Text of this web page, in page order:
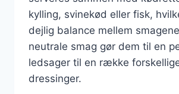
kylling, svinekød eller fisk,
dejlig balance mellem
neutrale smag gør dem til en
ledsager til en række
dressinger.